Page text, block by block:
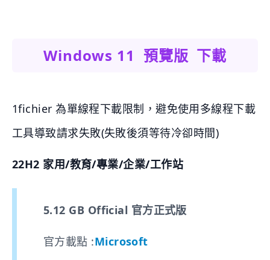
Windows 11 預覽版 下載
1fichier 為單線程下載限制，避免使用多線程下載
工具導致請求失敗(失敗後須等待冷卻時間)
22H2 家用/教育/專業/企業/工作站
5.12 GB Official 官方正式版
官方載點 :Microsoft